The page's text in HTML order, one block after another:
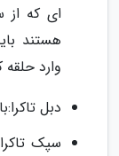
وارد حلقه
دبل
سپک